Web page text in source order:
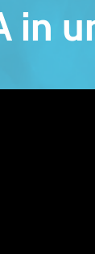
in